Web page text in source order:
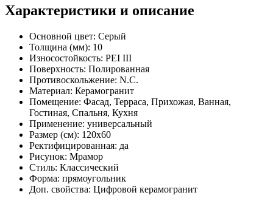
Характеристики и описание
Основной цвет: Серый
Толщина (мм): 10
Износостойкость: PEI III
Поверхность: Полированная
Противоскольжение: N.C.
Материал: Керамогранит
Помещение: Фасад, Терраса, Прихожая, Ванная,
Гостиная, Спальня, Кухня
Применение: универсальный
Размер (см): 120x60
Ректифицированная: да
Рисунок: Мрамор
Стиль: Классический
Форма: прямоугольник
Доп. свойства: Цифровой керамогранит